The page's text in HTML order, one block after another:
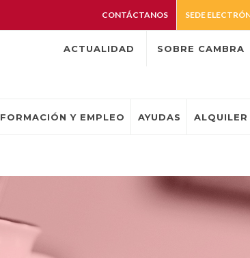
CONTÁCTANOS SEDE
ACTUALIDAD SOBRE CAMBRA
FORMACIÓN Y EMPLEO AYUDAS ALQUILER